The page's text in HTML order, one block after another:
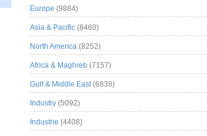
Europe (9884)
Asia & Pacific (8460)
North America (8252)
Africa & Maghreb (7157)
Gulf & Middle East(6838)
Industry (5092)
Industrie (4408)